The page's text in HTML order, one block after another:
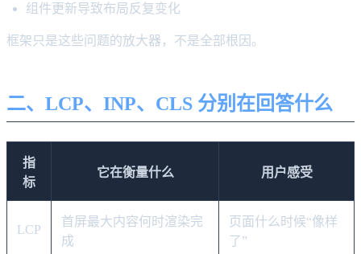
组件更新导致布局反复变化
框架只是这些问题的放大器，不是全部根因。
二、LCP、INP、CLS 分别在回答什么
指
标
它在衡量什么 用户感受
LCP
首屏最大内容何时渲染完
成
页面什么时候“像样
了”